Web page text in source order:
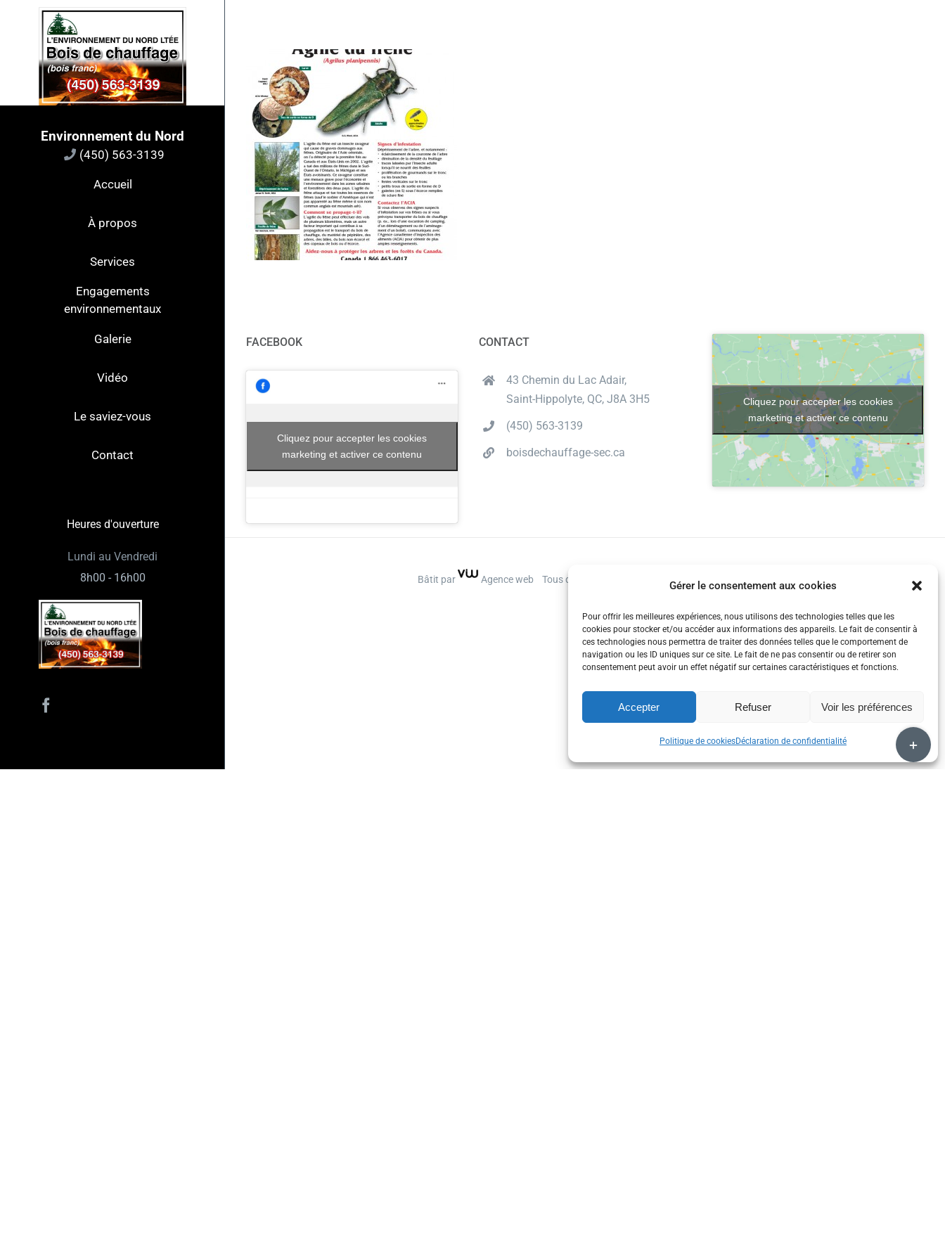
Gérer le consentement aux cookies
Pour offrir les meilleures expériences, nous utilisons des technologies telles que les
cookies pour stocker et/ou accéder aux informations des appareils. Le fait de consentir à
ces technologies nous permettra de traiter des données telles que le comportement de
navigation ou les ID uniques sur ce site. Le fait de ne pas consentir ou de retirer son
consentement peut avoir un effet négatif sur certaines caractéristiques et fonctions.
Accepter Refuser Voir les préférences
Politique de cookiesDéclaration de confidentialité
Environnement du Nord
(450) 563-3139
Accueil
À propos
Services
Engagements
environnementaux
Galerie
Vidéo
Le saviez-vous
Contact
Heures d'ouverture
Lundi au Vendredi
8h00 - 16h00
FACEBOOK
Cliquez pour accepter les cookies
marketing et activer ce contenu
CONTACT
43 Chemin du Lac Adair,
Saint-Hippolyte, QC, J8A 3H5
(450) 563-3139
boisdechauffage-sec.ca
Cliquez pour accepter les cookies
marketing et activer ce contenu
Bâtit par Agence web Tous droits réservés © L'Environnement Du Nord
Bascule
de